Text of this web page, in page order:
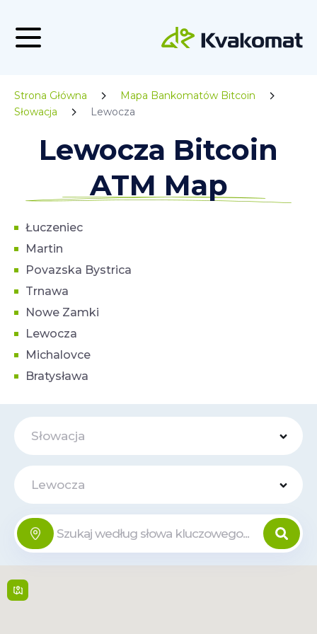
Strona Główna
Mapa Bankomatów Bitcoin
Słowacja
Lewocza
Lewocza Bitcoin
ATM Map
Łuczeniec
Martin
Povazska Bystrica
Trnawa
Nowe Zamki
Lewocza
Michalovce
Bratysława
Słowacja
Lewocza